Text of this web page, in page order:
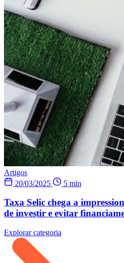
Artigos
20/03/2025
5 min
Taxa Selic chega a
de investir e evitar
Explorar categoria